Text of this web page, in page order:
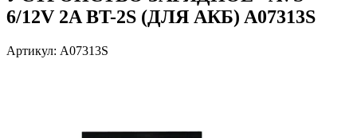
6/12V 2A BT-2S (ДЛЯ АКБ) A07313S
Артикул: A07313S